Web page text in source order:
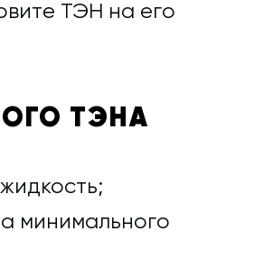
ТЭН на его
ТЭНА
минимального